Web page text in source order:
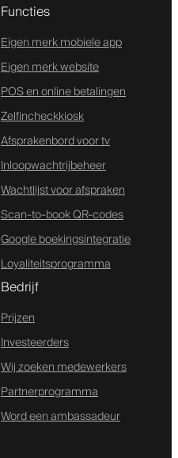
Functies
Eigen merk mobiele app
Eigen merk website
POS en online betalingen
Zelfincheckkiosk
Afsprakenbord voor tv
Inloopwachtrijbeheer
Wachtlijst voor afspraken
Scan-to-book QR-codes
Google boekingsintegratie
Loyaliteitsprogramma
Bedrijf
Prijzen
Investeerders
Wij zoeken medewerkers
Partnerprogramma
Word een ambassadeur